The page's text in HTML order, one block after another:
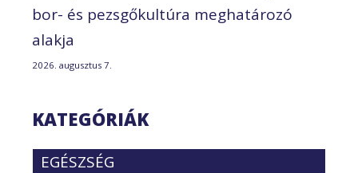
bor- és pezsgőkultúra meghatározó
alakja
2026. augusztus 7.
KATEGÓRIÁK
EGÉSZSÉG